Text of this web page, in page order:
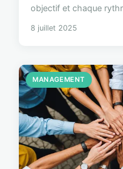
objectif et chaque
8 juillet 2025
MANAGEMENT